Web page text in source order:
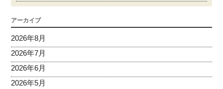
アーカイブ
2026年8月
2026年7月
2026年6月
2026年5月